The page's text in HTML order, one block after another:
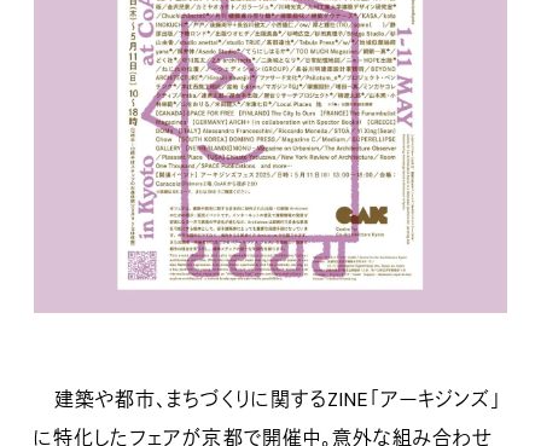
建築や都市、まちづくりに関するZINE「アーキジンズ」
に特化したフェアが京都で開催中。意外な組み合わせ